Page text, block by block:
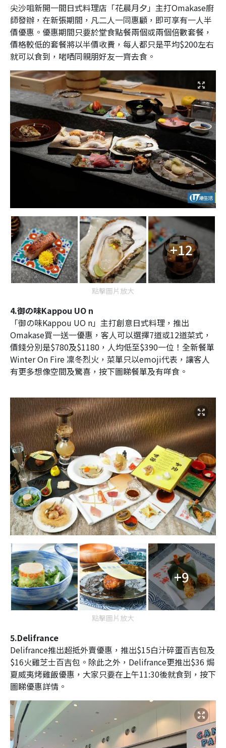
尖沙咀新開一間日式料理店「花晨月夕」主打Omakase廚
師發辦，在新張期間，凡二人一同惠顧，即可享有一人半
價優惠。優惠期間只要於堂食點餐兩個或兩個倍數套餐，
價格較低的套餐將以半價收費，每人都只是平均$200左右
就可以食到，啱哂同親朋好友一齊去食。
+12
點擊圖片放大
4.御の味Kappou UO n
「御の味Kappou UO n」主打創意日式料理，推出
Omakase買一送一優惠，客人可以選擇7道或12道菜式，
價錢分別是$780及$1180，人均低至$390一位！全新餐單
Winter On Fire 凜冬烈火，菜單只以emoji代表，讓客人
有更多想像空間及驚喜，按下圖睇餐單及有咩食。
+9
點擊圖片放大
5.Delifrance
Delifrance推出超抵外賣優惠，推出$15白汁碎蛋百吉包及
$16火雞芝士百吉包。除此之外，Delifrance更推出$36 焗
夏威夷烤雞飯優惠，大家只要在上午11:30後就食到，按下
圖睇優惠詳情。